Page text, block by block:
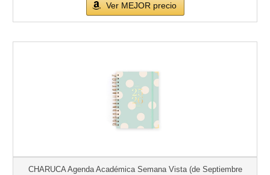
Ver MEJOR precio
CHARUCA Agenda Académica Semana Vista (de Septiembre